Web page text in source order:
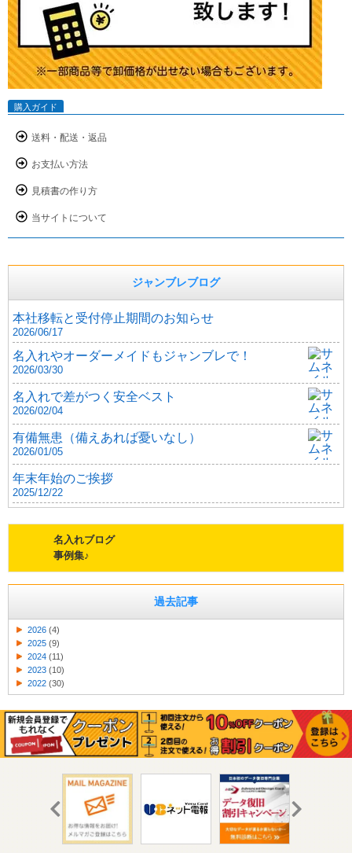
購入ガイド
送料・配送・返品
お支払い方法
見積書の作り方
当サイトについて
ジャンブレブログ
本社移転と受付停止期間のお知らせ
2026/06/17
名入れやオーダーメイドもジャンブレで！
2026/03/30
名入れで差がつく安全ベスト
2026/02/04
有備無患（備えあれば憂いなし）
2026/01/05
年末年始のご挨拶
2025/12/22
名入れブログ
事例集♪
過去記事
2026 (4)
2025 (9)
2024 (11)
2023 (10)
2022 (30)